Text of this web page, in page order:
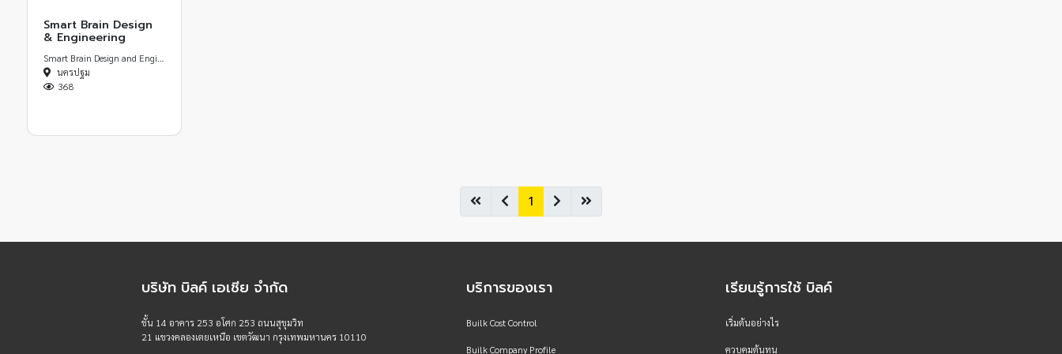
Smart Brain Design
& Engineering
Smart Brain Design and Engineering
นครปฐม
368
1
บริษัท บิลค์ เอเชีย จำกัด
ชั้น 14 อาคาร 253 อโศก 253 ถนนสุขุมวิท
21 แขวงคลองเตยเหนือ เขตวัฒนา กรุงเทพมหานคร 10110
บริการของเรา
Builk Cost Control
Builk Company Profile
เรียนรู้การใช้ บิลค์
เริ่มต้นอย่างไร
ควบคุมต้นทุน